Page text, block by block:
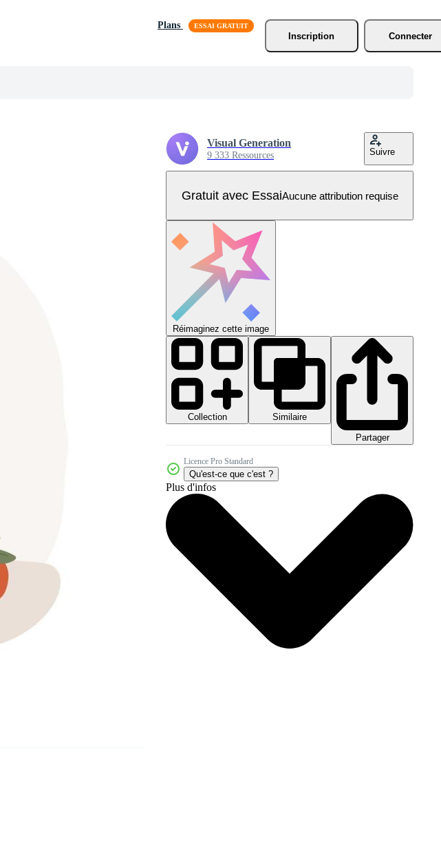
Plans
Inscription
Connecter
Visual Generation
9 333 Ressources Suivre
Gratuit avec EssaiAucune attribution requise
Réimaginez cette image
Collection
Similaire
Partager
Licence Pro Standard
Qu'est-ce que c'est ?
Plus d'infos